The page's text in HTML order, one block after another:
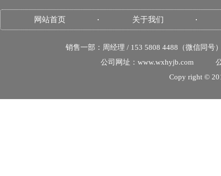
网站首页 关于我们
销售一部：周经理 / 153 5808 4488（微信同号
公司网址：www.wxhyjb.com
Copy right ©